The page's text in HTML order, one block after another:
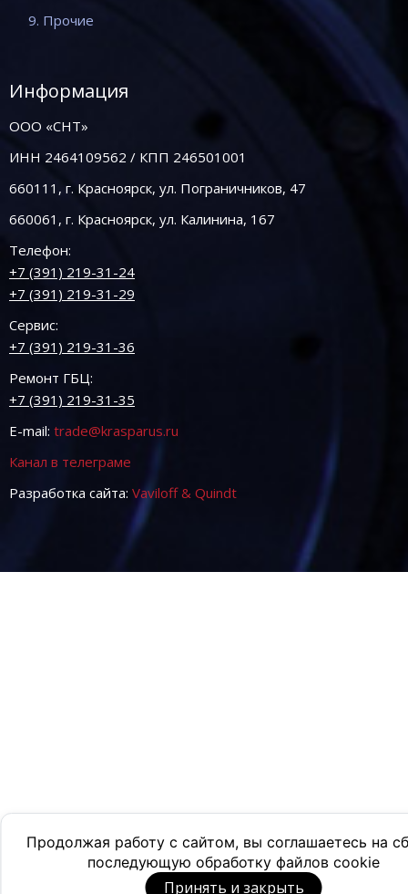
Продолжая работу с сайтом, вы соглашаетесь на
последующую обработку файлов cookie
Принять и закрыть
9. Прочие
Информация
ООО «СНТ»
ИНН 2464109562 / КПП 246501001
660111, г. Красноярск, ул. Пограничников, 47
660061, г. Красноярск, ул. Калинина, 167
Телефон:
+7 (391) 219-31-24
+7 (391) 219-31-29
Сервис:
+7 (391) 219-31-36
Ремонт ГБЦ:
+7 (391) 219-31-35
E-mail: trade@krasparus.ru
Канал в телеграме
Разработка сайта: Vaviloff & Quindt